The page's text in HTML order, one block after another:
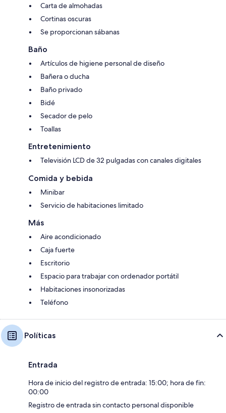
Carta de almohadas
Cortinas oscuras
Se proporcionan sábanas
Baño
Artículos de higiene personal de diseño
Bañera o ducha
Baño privado
Bidé
Secador de pelo
Toallas
Entretenimiento
Televisión LCD de 32 pulgadas con canales digitales
Comida y bebida
Minibar
Servicio de habitaciones limitado
Más
Aire acondicionado
Caja fuerte
Escritorio
Espacio para trabajar con ordenador portátil
Habitaciones insonorizadas
Teléfono
Políticas
Entrada
Hora de inicio del registro de entrada: 15:00; hora de fin:
00:00
Registro de entrada sin contacto personal disponible